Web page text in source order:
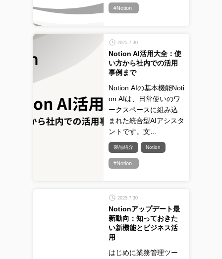
#Notion
2025.7.30
Notion AI活用大全：使
い方から社内での活用
事例まで
Notion AIの基本機能Noti
on AIは、日常使いのワ
ークスペースに組み込
まれた統合型AIアシスタ
ントです。文…
製品紹介 Notion
#Notion
2025.7.30
Notionアップデート最
新動向：知っておきた
い新機能とビジネス活
用
はじめに業務管理ツー